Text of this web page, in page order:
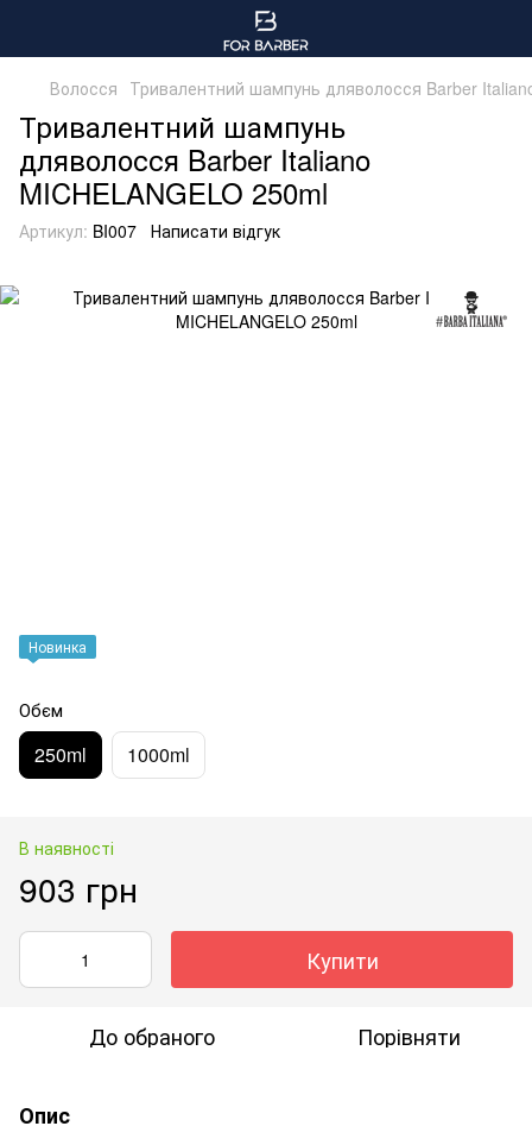
Волосся Тривалентний шампунь дляволосся Barber
Тривалентний шампунь
дляволосся Barber Italiano
MICHELANGELO 250ml
Артикул: BI007 Написати відгук
Новинка
Обєм
250ml 1000ml
В наявності
903 грн
Купити
До обраного Порівняти
Опис